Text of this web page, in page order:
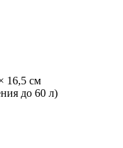
16,5 см
до 60 л)